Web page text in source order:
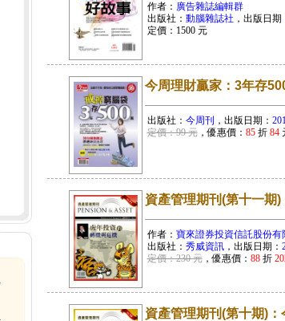
作者： 廣告雜誌編輯群
出版社： 動腦雜誌社 ，出版日期
定價： 1500元
今周理財贏家：3年存
出版社： 今周刊 ，出版日期：
定價：99 元，優惠價： 85折 84
資產管理期刊(第十一
作者： 寶來證券投資信託股份有
出版社： 秀威資訊，出版日期：
定價：230 元，優惠價： 88折
資產管理期刊(第十期)